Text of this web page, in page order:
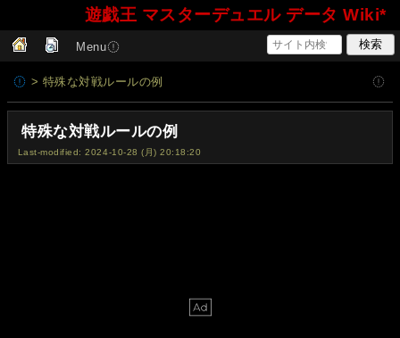
遊戯王 マスターデュエル データ Wiki*
Menu
> 特殊な対戦ルールの例
特殊な対戦ルールの例
Last-modified: 2024-10-28 (月) 20:18:20